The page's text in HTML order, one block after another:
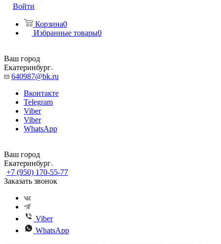
Войти
Корзина0
Избранные товары0
Ваш город
Екатеринбург
640987@bk.ru
Вконтакте
Telegram
Viber
Viber
WhatsApp
Ваш город
Екатеринбург
+7 (950) 170-55-77
Заказать звонок
Viber
WhatsApp